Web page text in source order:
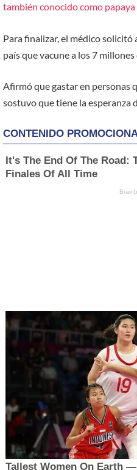
también conocido como papaya
Para finalizar, el médico
país que vacune a los 7 millones
Afirmó que gastar en personas
sostuvo que tiene la esperanza